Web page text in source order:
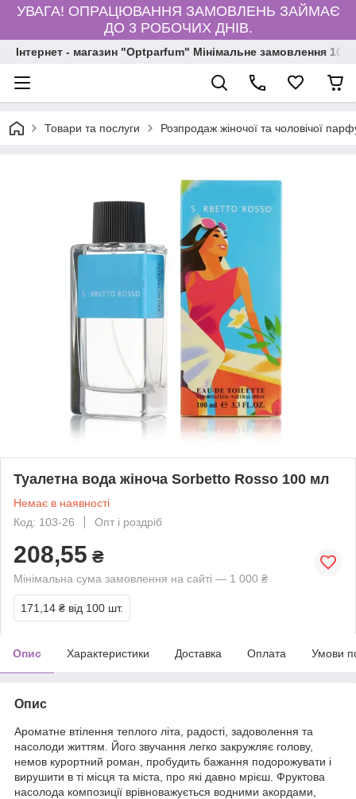
УВАГА! ОПРАЦЮВАННЯ ЗАМОВЛЕНЬ ЗАЙМАЄ
ДО 3 РОБОЧИХ ДНІВ.
Інтернет - магазин "Optparfum" Мінімальне замовлення
Товари та послуги Розпродаж жіночої та чоловічої
Туалетна вода жіноча Sorbetto Rosso 100 мл
Немає в наявності
Код: 103-26
Опт і роздріб
208,55 ₴
Мінімальна сума замовлення на сайті — 1 000 ₴
171,14 ₴ від 100 шт.
Опис Характеристики Доставка Оплата Умови
Опис
Ароматне втілення теплого літа, радості, задоволення та
насолоди життям. Його звучання легко закружляє голову,
немов курортний роман, пробудить бажання подорожувати і
вирушити в ті місця та міста, про які давно мрієш. Фруктова
насолода композиції врівноважується водними акордами,